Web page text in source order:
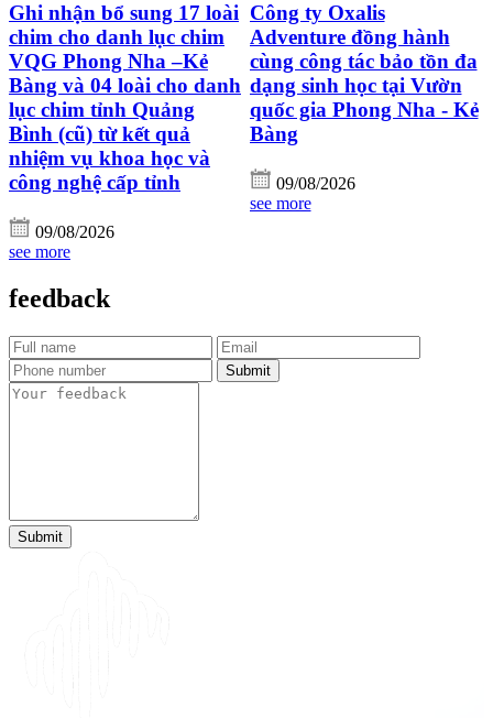
Ghi nhận bổ sung 17 loài
chim cho danh lục chim
VQG Phong Nha –Kẻ
Bàng và 04 loài cho danh
lục chim tỉnh Quảng
Bình (cũ) từ kết quả
nhiệm vụ khoa học và
công nghệ cấp tỉnh
09/08/2026
see more
Công ty Oxalis
Adventure đồng hành
cùng công tác bảo tồn đa
dạng sinh học tại Vườn
quốc gia Phong Nha - Kẻ
Bàng
09/08/2026
see more
feedback
Submit
Submit